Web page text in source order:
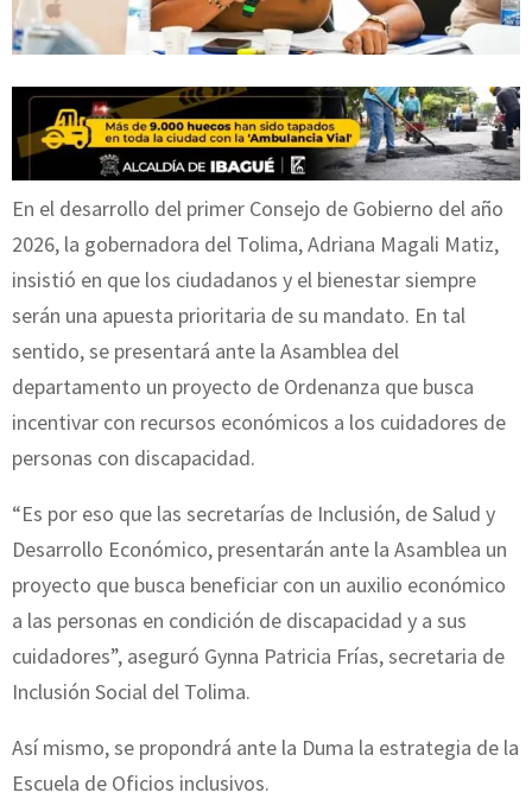
En el desarrollo del primer Consejo de Gobierno del año
2026, la gobernadora del Tolima, Adriana Magali Matiz,
insistió en que los ciudadanos y el bienestar siempre
serán una apuesta prioritaria de su mandato. En tal
sentido, se presentará ante la Asamblea del
departamento un proyecto de Ordenanza que busca
incentivar con recursos económicos a los cuidadores de
personas con discapacidad.
“Es por eso que las secretarías de Inclusión, de Salud y
Desarrollo Económico, presentarán ante la Asamblea un
proyecto que busca beneficiar con un auxilio económico
a las personas en condición de discapacidad y a sus
cuidadores”, aseguró Gynna Patricia Frías, secretaria de
Inclusión Social del Tolima.
Así mismo, se propondrá ante la Duma la estrategia de la
Escuela de Oficios inclusivos.